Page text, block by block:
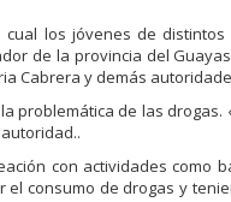
cual los jóvenes de distintos
de la provincia del
Cabrera y demás
problemática de las drogas.
con actividades como
consumo de drogas y